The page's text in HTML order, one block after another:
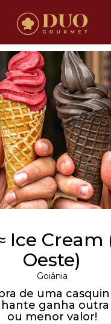
Ice Cream
Oeste)
Goiânia
de uma
ganha outra
ou menor valor!